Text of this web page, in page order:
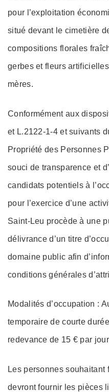
pour l’exploitation
situé devant le cimetière
compositions florales
gerbes et fleurs
mères.
Conformément aux
et L.2122-1-4 et suivants
Propriété des Personnes
souci de transparence et
candidats potentiels à
pour l’exercice d’une
Saint-Leu procède à une
délivrance d’un titre
domaine public afin
conditions générales
Modalités d’occupation :
temporaire de courte
redevance de 15 € par
Les personnes souhaitant
devront fournir les pièces